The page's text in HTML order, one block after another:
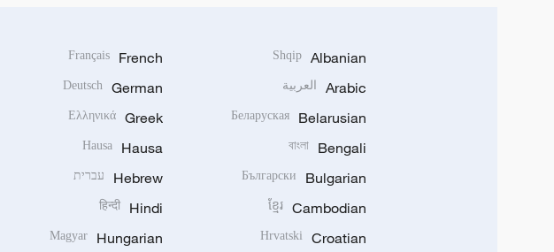
Albanian
Shqip
Arabic العربية
Belarusian
Беларуская
Bengali
বাংলা
Bulgarian
Български
Cambodian
ខ្មែរ
Croatian
Hrvatski
French
Français
German
Deutsch
Greek
Ελληνικά
Hausa
Hausa
Hebrew עברית
Hindi
हिन्दी
Hungarian
Magyar